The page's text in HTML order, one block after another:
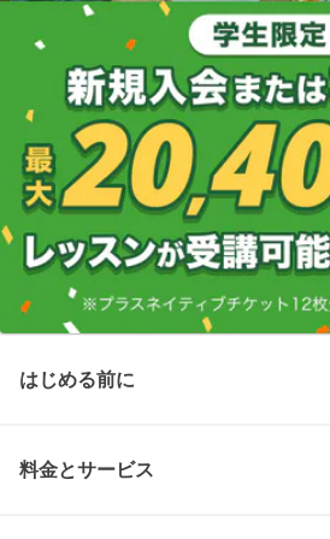
はじめる前に
料金とサービス